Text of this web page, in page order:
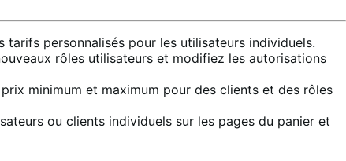
personnalisés pour les utilisateurs individuels.
rôles utilisateurs et modifiez les autorisations
minimum et maximum pour des clients et des rôles
ou clients individuels sur les pages du panier et